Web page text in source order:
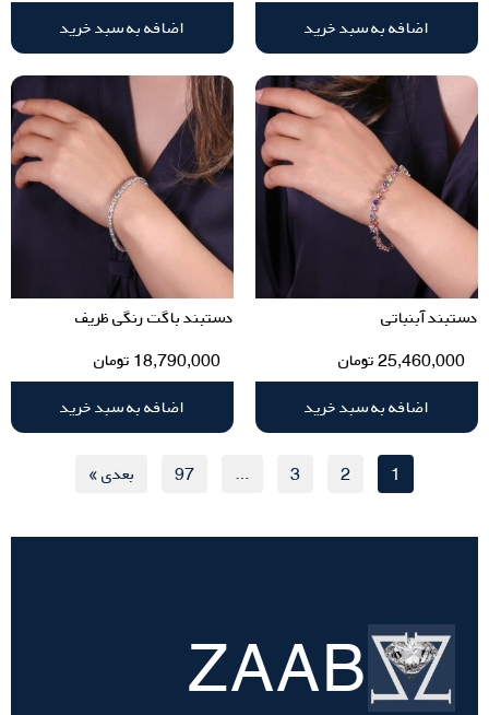
اضافه به سبد خرید
اضافه به سبد خرید
دستبند آبنباتی
25,460,000تومان
اضافه به سبد خرید
دستبند باگت رنگی ظریف
18,790,000 تومان
اضافه به سبد خرید
1
2
3
…
97 بعدی »
تسویه
حساب
ZAAB